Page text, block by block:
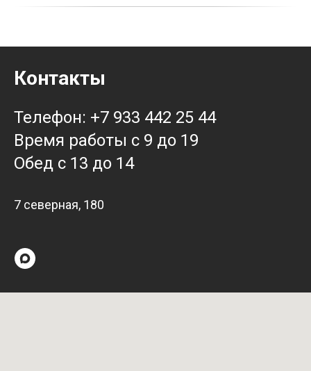
Контакты
Телефон: +7 933 442 25 44
Время работы с 9 до 19
Обед с 13 до 14
7 северная, 180